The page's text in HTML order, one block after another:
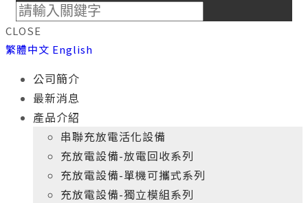
CLOSE
繁體中文 English
公司簡介
最新消息
產品介紹
串聯充放電活化設備
充放電設備-放電回收系列
充放電設備-單機可攜式系列
充放電設備-獨立模組系列